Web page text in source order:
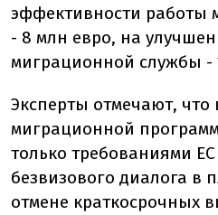
эффективности работы
- 8 млн евро, на
миграционной службы -
Эксперты отмечают, что
миграционной
только требованиями
безвизового диалога в
отмене краткосрочных